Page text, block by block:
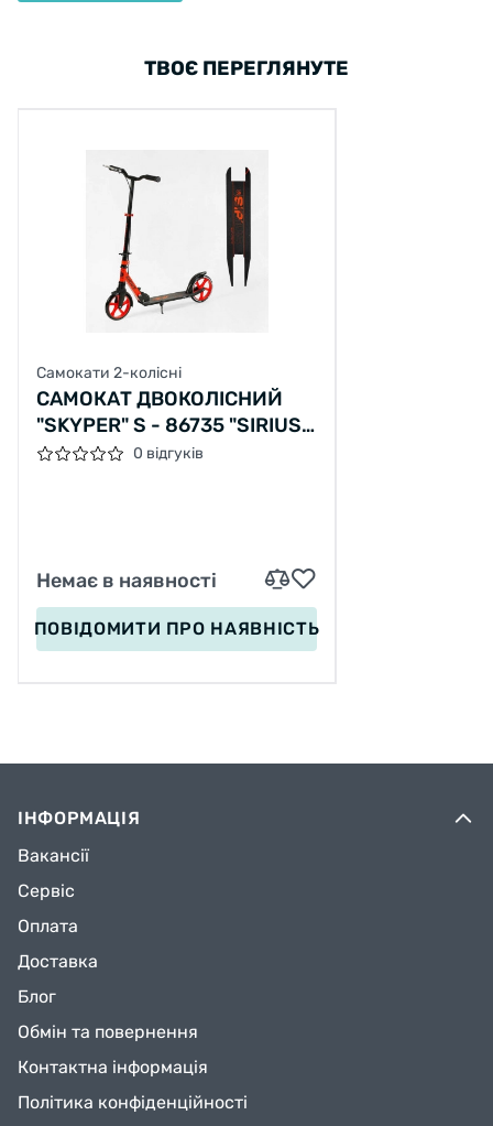
ТВОЄ ПЕРЕГЛЯНУТЕ
Самокати 2-колісні
САМОКАТ ДВОКОЛІСНИЙ
"SKYPER" S - 86735 "SIRIUS",
ЧОРНО-ЧЕРВОНИЙ, КОЛЕСА
0 відгуків
Немає в наявності
ПОВІДОМИТИ ПРО НАЯВНІСТЬ
ІНФОРМАЦІЯ
Вакансії
Сервіс
Оплата
Доставка
Блог
Обмін та повернення
Контактна інформація
Політика конфіденційності